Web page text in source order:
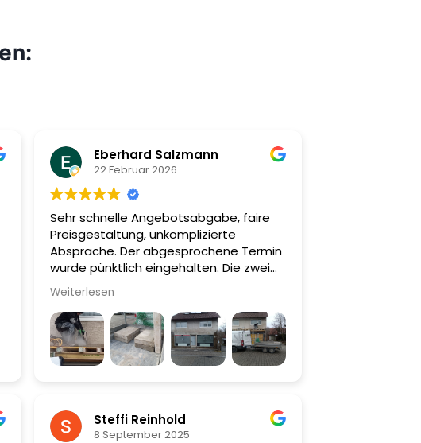
Eberhard Salzmann
22 Februar 2026
Sehr schnelle Angebotsabgabe, faire
Preisgestaltung, unkomplizierte
Absprache. Der abgesprochene Termin
wurde pünktlich eingehalten. Die zwei
Mitarbeiter vor Ort haben sehr überlegt,
ruhig und präzise den Auftrag
wunschgemäß, vollständig und sauber
ausgeführt. Die Firma BSD kann ich
empfehlen!
Weiterlesen
Steffi Reinhold
8 September 2025